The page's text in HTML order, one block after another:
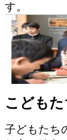
す。
こども
子どもたち